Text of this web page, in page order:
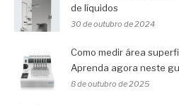
de líquidos
30 de outubro de 2024
Como medir área
Aprenda agora neste
8 de outubro de 2025